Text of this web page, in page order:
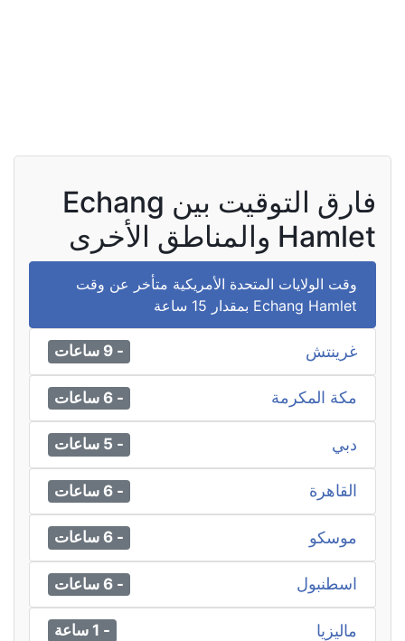
فارق التوقيت بين Echang
Hamlet والمناطق الأخرى
وقت الولايات المتحدة الأمريكية متأخر عن وقت
Echang Hamlet بمقدار 15 ساعة
غرينتش - 9 ساعات
مكة المكرمة - 6 ساعات
دبي - 5 ساعات
القاهرة - 6 ساعات
موسكو - 6 ساعات
اسطنبول - 6 ساعات
ماليزيا - 1 ساعة